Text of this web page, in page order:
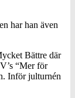
har han även
Bättre där
“Mer för
Inför julturnén